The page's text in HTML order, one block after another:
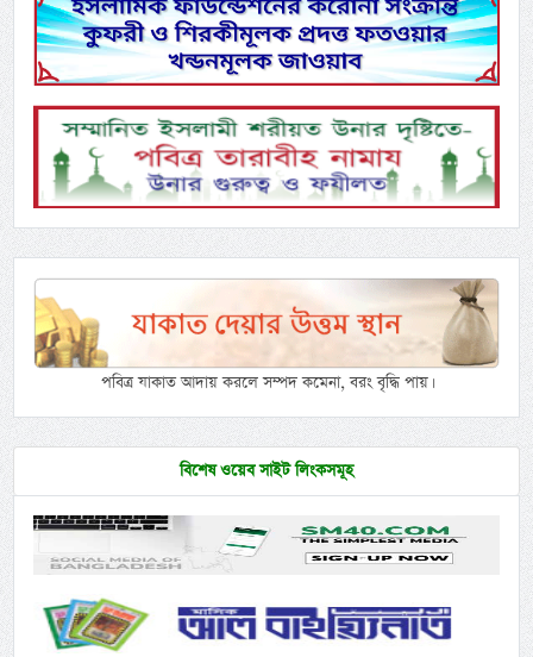
পবিত্র যাকাত আদায় করলে সম্পদ কমেনা, বরং বৃদ্ধি পায়।
বিশেষ ওয়েব সাইট লিংকসমূহ